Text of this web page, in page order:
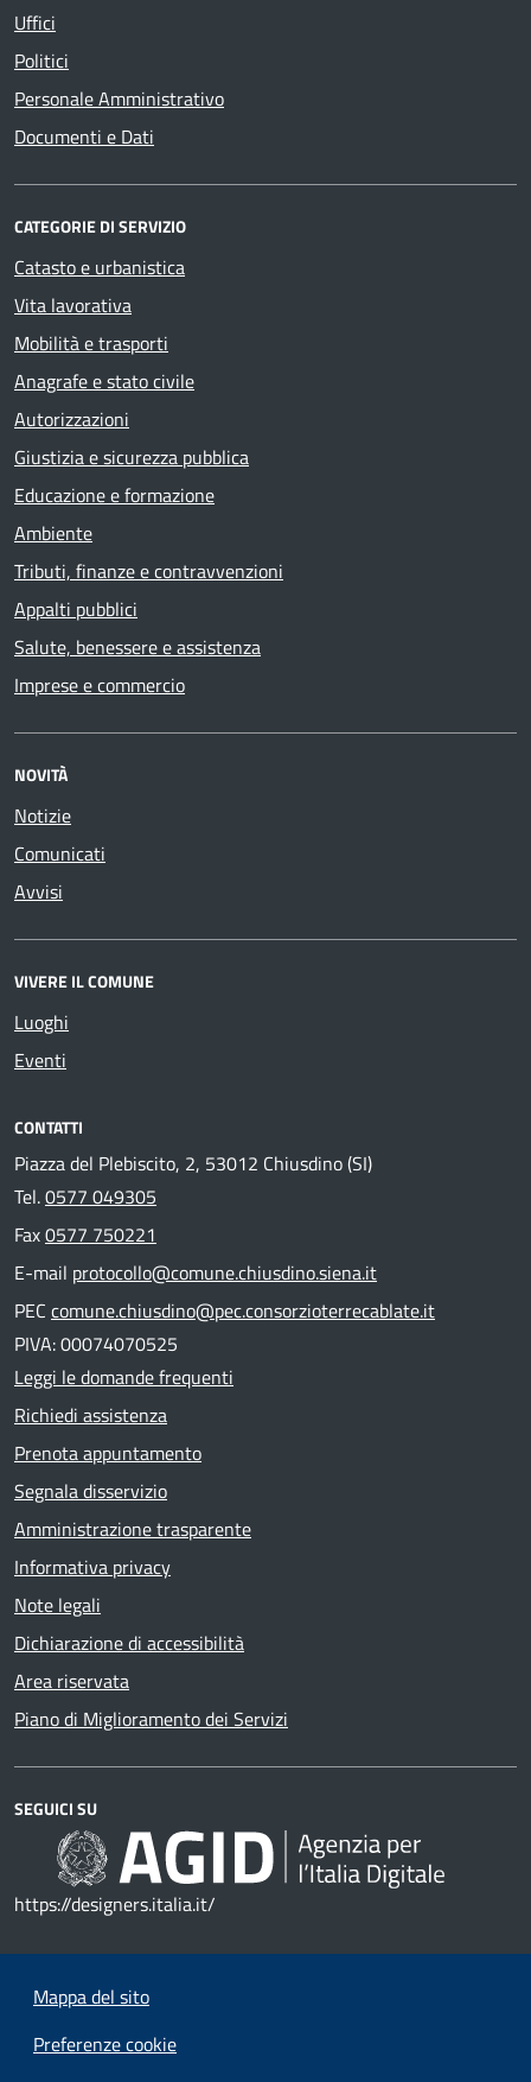
Uffici
Politici
Personale Amministrativo
Documenti e Dati
CATEGORIE DI SERVIZIO
Catasto e urbanistica
Vita lavorativa
Mobilità e trasporti
Anagrafe e stato civile
Autorizzazioni
Giustizia e sicurezza pubblica
Educazione e formazione
Ambiente
Tributi, finanze e contravvenzioni
Appalti pubblici
Salute, benessere e assistenza
Imprese e commercio
NOVITÀ
Notizie
Comunicati
Avvisi
VIVERE IL COMUNE
Luoghi
Eventi
CONTATTI
Piazza del Plebiscito, 2, 53012 Chiusdino (SI)
Tel.0577 049305
Fax0577 750221
E-mail protocollo@comune.chiusdino.siena.it
PEC comune.chiusdino@pec.consorzioterrecablate.it
PIVA: 00074070525
Leggi le domande frequenti
Richiedi assistenza
Prenota appuntamento
Segnala disservizio
Amministrazione trasparente
Informativa privacy
Note legali
Dichiarazione di accessibilità
Area riservata
Piano di Miglioramento dei Servizi
SEGUICI SU
https://designers.italia.it/
Mappa del sito
Preferenze cookie